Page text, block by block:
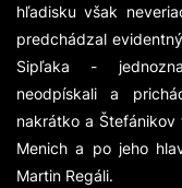
hľadisku však
predchádzal
Sipľaka -
neodpískali a
nakrátko a
Menich a po jeho
Martin Regáli.